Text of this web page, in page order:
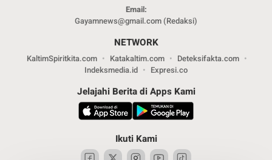
Email:
Gayamnews@gmail.com (Redaksi)
NETWORK
KaltimSpiritkita.com Katakaltim.com
Deteksifakta.com
Indeksmedia.id
Expresi.co
Jelajahi Berita di Apps Kami
Ikuti Kami